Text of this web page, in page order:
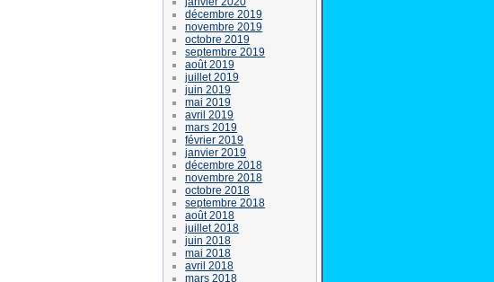
décembre 2019
novembre 2019
octobre 2019
septembre 2019
août 2019
juillet 2019
juin 2019
mai 2019
avril 2019
mars 2019
février 2019
janvier 2019
décembre 2018
novembre 2018
octobre 2018
septembre 2018
août 2018
juillet 2018
juin 2018
mai 2018
avril 2018
mars 2018